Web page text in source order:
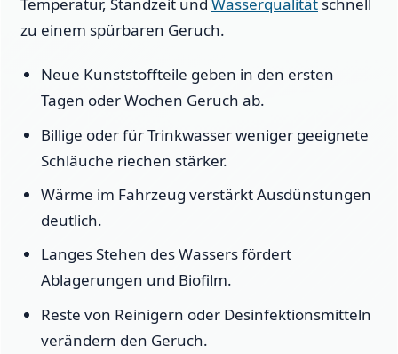
zu einem spürbaren Geruch.
Neue Kunststoffteile geben in den ersten
Tagen oder Wochen Geruch ab.
Billige oder für Trinkwasser weniger geeignete
Schläuche riechen stärker.
Wärme im Fahrzeug verstärkt Ausdünstungen
deutlich.
Langes Stehen des Wassers fördert
Ablagerungen und Biofilm.
Reste von Reinigern oder Desinfektionsmitteln
verändern den Geruch.